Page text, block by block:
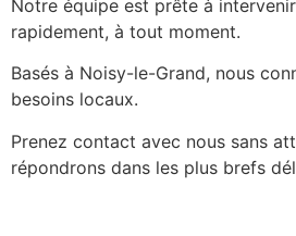
Notre équipe est prête à
rapidement, à tout moment.
Basés à Noisy-le-Grand, nous
besoins locaux.
Prenez contact avec nous sans
répondrons dans les plus brefs